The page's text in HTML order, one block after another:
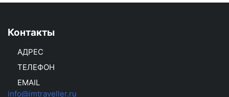
Контакты
АДРЕС
ТЕЛЕФОН
EMAIL
info@imtraveller.ru